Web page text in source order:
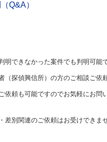
Q&A）
明できなかった案件でも判明可能
（探偵興信所）の方のご相談ご依
依頼も可能ですのでお気軽にお問
差別関連のご依頼はお受けできま